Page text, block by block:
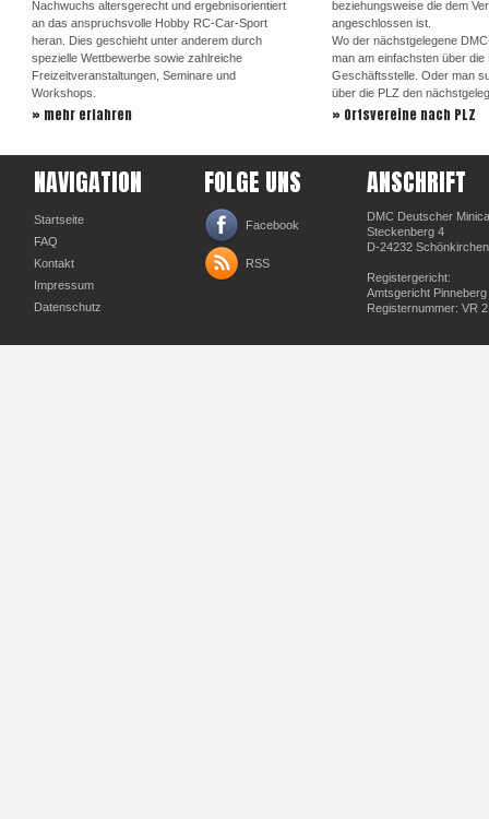
Nachwuchs altersgerecht und ergebnisorientiert
an das anspruchsvolle Hobby RC-Car-Sport
heran. Dies geschieht unter anderem durch
spezielle Wettbewerbe sowie zahlreiche
Freizeitveranstaltungen, Seminare und
Workshops.
» mehr erfahren
beziehungsweise die dem
angeschlossen ist.
Wo der nächstgelegene
man am einfachsten über die
Geschäftsstelle. Oder man
über die PLZ den
» Ortsvereine nach PLZ
NAVIGATION
Startseite
FAQ
Kontakt
Impressum
Datenschutz
FOLGE UNS
Facebook
RSS
ANSCHRIFT
DMC Deutscher
Steckenberg 4
D-24232 Schönkirchen
Registergericht:
Amtsgericht Pinneberg
Registernummer: VR